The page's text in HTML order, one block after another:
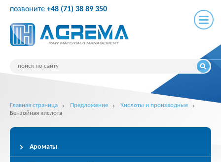
позвоните +48 (71) 38 89 350
Главная страница Предложение
Кислоты и производные
Бензойная кислота
Ароматы